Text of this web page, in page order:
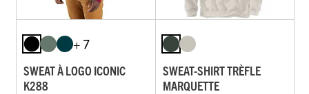
+ 7
SWEAT À LOGO ICONIC
K288
SWEAT-SHIRT TRÈFLE
MARQUETTE